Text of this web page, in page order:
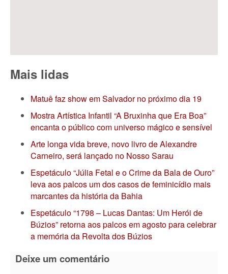
Mais lidas
Matuê faz show em Salvador no próximo dia 19
Mostra Artística Infantil “A Bruxinha que Era Boa”
encanta o público com universo mágico e sensível
Arte longa vida breve, novo livro de Alexandre
Carneiro, será lançado no Nosso Sarau
Espetáculo “Júlia Fetal e o Crime da Bala de Ouro”
leva aos palcos um dos casos de feminicídio mais
marcantes da história da Bahia
Espetáculo “1798 – Lucas Dantas: Um Herói de
Búzios” retorna aos palcos em agosto para celebrar
a memória da Revolta dos Búzios
Deixe um comentário